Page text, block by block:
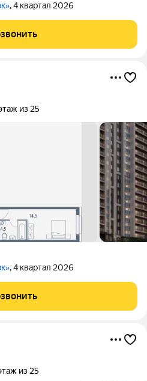
, 4 квартал 2026
из 25
, 4 квартал 2026
из 25